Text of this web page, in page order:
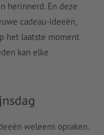
herinnerd. En deze
cadeau-ideeën,
het laatste moment
kan elke
weleens opraken.